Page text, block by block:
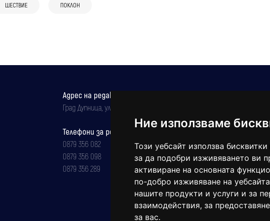
Ние използваме
Този уебсайт използва
за да подобри изживяването ви
активиране на основната
по-добро изживяване на уебсайта
нашите продукти и услуги и за
взаимодействия, за
за вас.
ШЕСТВИЕ ПОКЛОН
в Самоков
квартет“ представя нов албум, Yavi
Спряха дънещите колони в Ихтиман,
Адрес на редакцията
Град Дупница, ул.''Христо Ботев" 43
Телефони за реклама и абонаменти
0879 356 082
0879 356 098
0879 356 289